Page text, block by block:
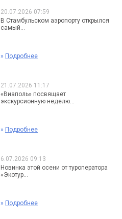
20.07.2026 07:59
В Стамбульском аэропорту открылся
самый...
» Подробнее
21.07.2026 11:17
«Виаполь» посвящает
экскурсионную неделю...
» Подробнее
6.07.2026 09:13
Новинка этой осени от туроператора
«Экотур...
» Подробнее